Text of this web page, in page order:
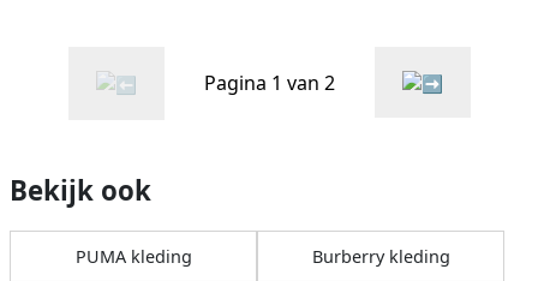
Pagina 1 van 2
Bekijk ook
PUMA kleding Burberry kleding